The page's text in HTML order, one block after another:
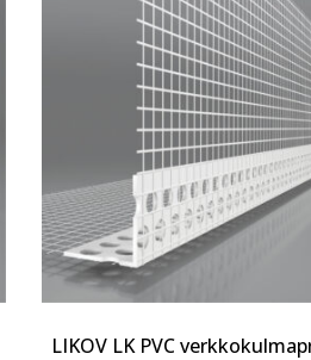
LIKOV LK PVC